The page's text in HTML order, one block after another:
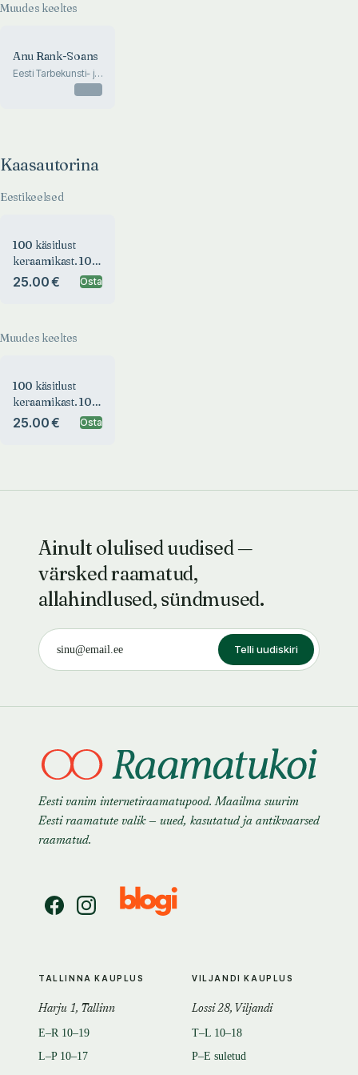
Muudes keeltes
Anu Rank-Soans
Eesti Tarbekunsti- ja
Disainimuuseum
Kaasautorina
Eestikeelsed
100 käsitlust
keraamikast. 100
takes on
25.00 € Osta
Muudes keeltes
100 käsitlust
keraamikast. 100
takes on
25.00 € Osta
Ainult olulised uudised —
värsked raamatud,
allahindlused, sündmused.
Telli uudiskiri
Eesti vanim internetiraamatupood. Maailma suurim
Eesti raamatute valik — uued, kasutatud ja antikvaarsed
raamatud.
TALLINNA KAUPLUS
Harju 1, Tallinn
E–R 10–19
L–P 10–17
VILJANDI KAUPLUS
Lossi 28, Viljandi
T–L 10–18
P–E suletud